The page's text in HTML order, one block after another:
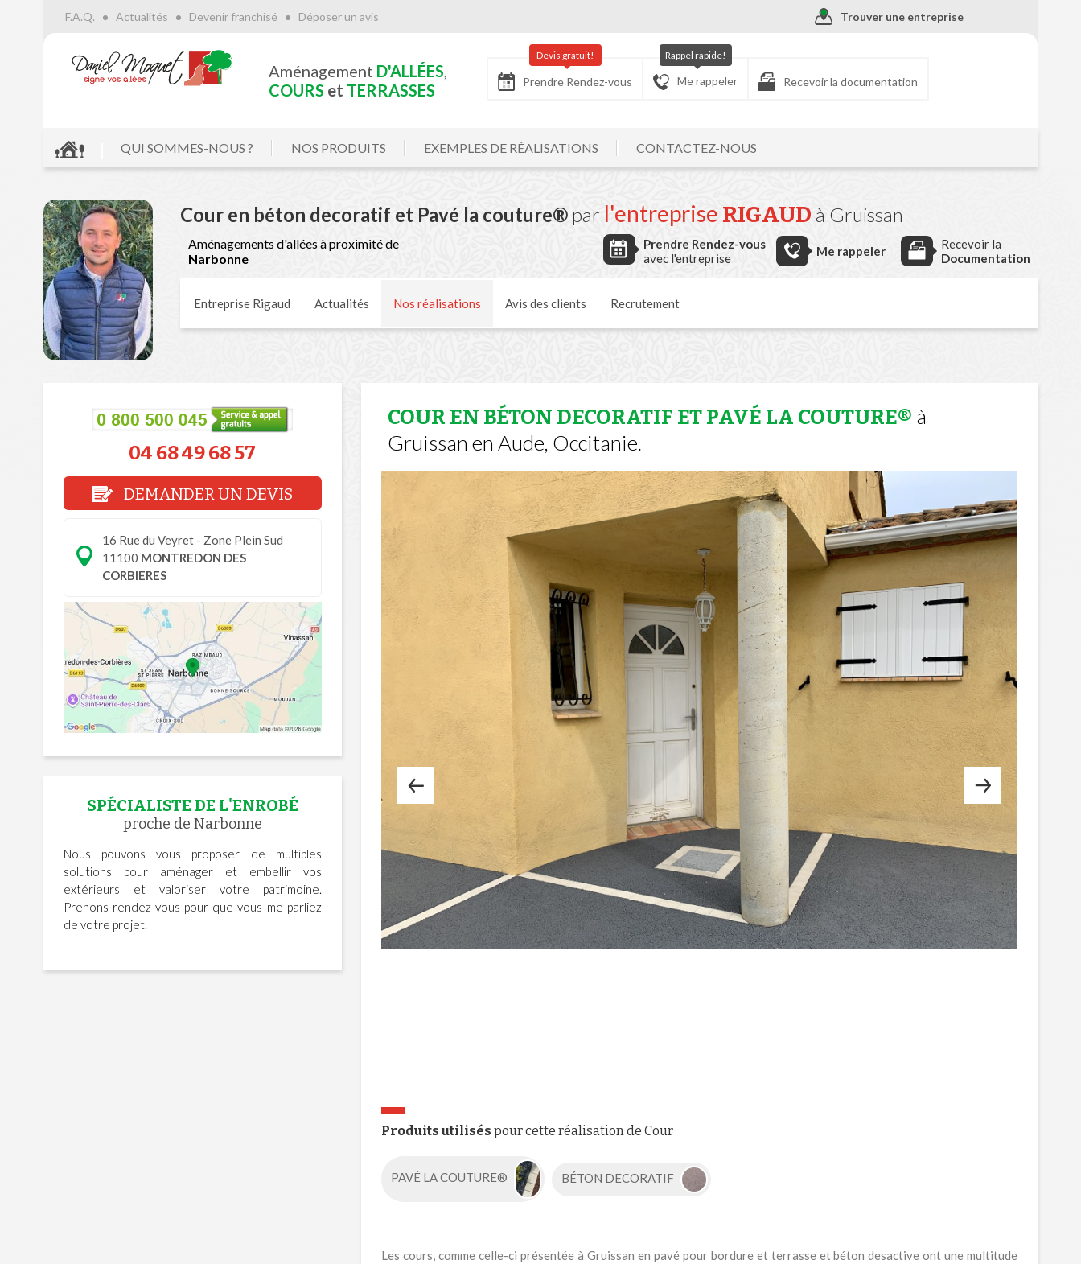
Trouver une entreprise
F.A.Q. Actualités Devenir franchisé Déposer un avis
Aménagement D'ALLÉES,
COURS et TERRASSES Prendre Rendez-vous
Devis gratuit!
Me rappeler
Rappel rapide!
Recevoir la documentation
QUI SOMMES-NOUS ? NOS PRODUITS EXEMPLES DE RÉALISATIONS CONTACTEZ-NOUS
Cour en béton decoratif et Pavé la couture®par l'entreprise RIGAUD à Gruissan
Aménagements d'allées à proximité de
Narbonne
Prendre Rendez-vous
avec l'entreprise
Me rappeler
Recevoir la
Documentation
Entreprise Rigaud Actualités Nos réalisations Avis des clients Recrutement
04 68 49 68 57
DEMANDER UN DEVIS
16 Rue du Veyret - Zone Plein Sud
11100 MONTREDON DES
CORBIERES
SPÉCIALISTE DE L'ENROBÉ
proche de Narbonne
Nous pouvons vous proposer de multiples
solutions pour aménager et embellir vos
extérieurs et valoriser votre patrimoine.
Prenons rendez-vous pour que vous me parliez
de votre projet.
COUR EN BÉTON DECORATIF ET PAVÉ LA COUTURE® à
Gruissan en Aude, Occitanie.
Produits utilisés pour cette réalisation de Cour
PAVÉ LA COUTURE® BÉTON DECORATIF
Les cours, comme celle-ci présentée à Gruissan en pavé pour bordure et terrasse et béton desactive ont une multitude